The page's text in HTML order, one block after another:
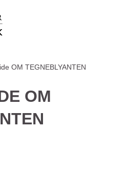
OM TEGNEBLYANTEN
OM